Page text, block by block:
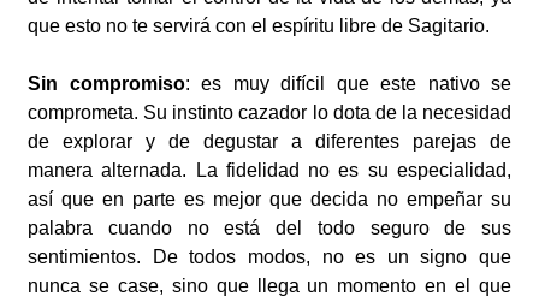
que esto no te servirá con el espíritu libre de Sagitario.
Sin compromiso: es muy difícil que este nativo se
comprometa. Su instinto cazador lo dota de la necesidad
de explorar y de degustar a diferentes parejas de
manera alternada. La fidelidad no es su especialidad,
así que en parte es mejor que decida no empeñar su
palabra cuando no está del todo seguro de sus
sentimientos. De todos modos, no es un signo que
nunca se case, sino que llega un momento en el que